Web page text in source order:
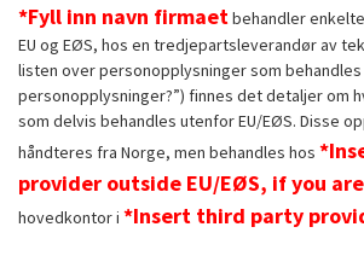
*Fyll inn navn firmaetbehandler
EU og EØS, hos en tredjepartsleverandør av
listen over personopplysninger som behandles
personopplysninger?”) finnes det detaljer om
som delvis behandles utenfor EU/EØS. Disse
håndteres fra Norge, men behandles hos
provider outside EU/EØS, if you
hovedkontor i *Insert third party